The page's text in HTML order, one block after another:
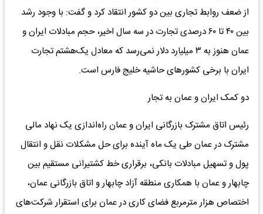
از ضعف روابط تجاری بین دو کشور انتقاد کرد و گفت: با وجود رشد
بین ۴۰ تا ۶۰ درصدی تجارت در سه سال اخیر، حجم مبادلات ایران و
عمان هنوز به ۳ میلیارد دلار نمی‌رسد که معادل یک‌‌‌هشتم تجارت
ایران با برخی کشورهای حاشیه خلیج فارس است.
دو کمک ایران و عمان به تجار
رئیس اتاق مشترک بازرگانی ایران و عمان راه‌‌‌اندازی یک نهاد مالی
مشترک در عمان طی یک ماه آینده برای حل مشکلات نقل‌‌‌ و انتقال
پول و تسهیل مبادلات بانکی، برقراری خط کشتیرانی مستقیم بین
چابهار و عمان با همکاری منطقه آزاد چابهار و اتاق بازرگانی عمان،
اختصاص ‌هزار مترمربع فضای کاری در عمان برای استقرار شرکت‌های